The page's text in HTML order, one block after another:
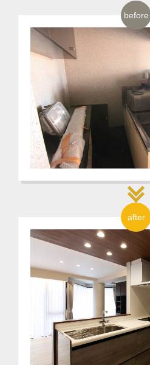
before
after